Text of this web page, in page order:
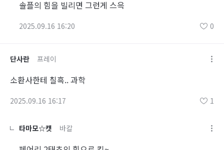
솔플의 힘을 빌리면 그런게 스윽
2025.09.16 16:20 0
단사란 프레이
소환사한테 칠흑.. 과학
2025.09.16 16:17 1
타마모☆캣 바칼